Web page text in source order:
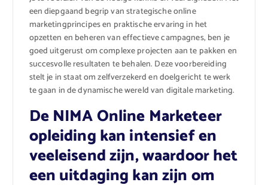
een diepgaand begrip van strategische online
marketingprincipes en praktische ervaring in het
opzetten en beheren van effectieve campagnes, ben je
goed uitgerust om complexe projecten aan te pakken en
succesvolle resultaten te behalen. Deze voorbereiding
stelt je in staat om zelfverzekerd en doelgericht te werk
te gaan in de dynamische wereld van digitale marketing.
De NIMA Online Marketeer
opleiding kan intensief en
veeleisend zijn, waardoor het
een uitdaging kan zijn om